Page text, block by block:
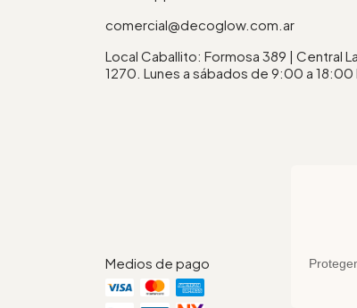
comercial@decoglow.com.ar
Local Caballito: Formosa 389 | Central
1270. Lunes a sábados de 9:00 a 18:00
Medios de pago